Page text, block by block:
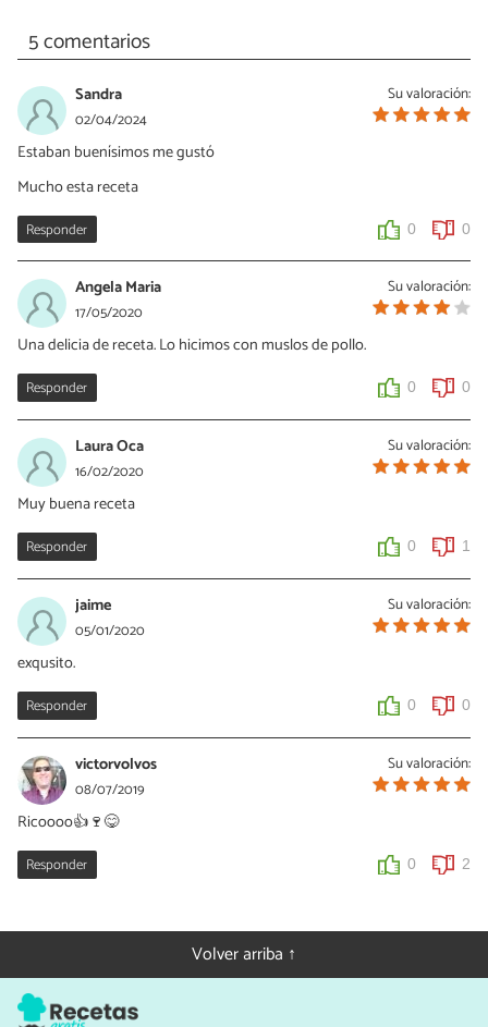
5 comentarios
Su valoración:
Sandra
02/04/2024
Estaban buenísimos me gustó
Mucho esta receta
Responder 0 0
Su valoración:
Angela Maria
17/05/2020
Una delicia de receta. Lo hicimos con muslos de pollo.
Responder 0 0
Su valoración:
Laura Oca
16/02/2020
Muy buena receta
Responder 0 1
Su valoración:
jaime
05/01/2020
exqusito.
Responder 0 0
Su valoración:
victorvolvos
08/07/2019
Ricoooo👍🍷😋
Responder 0 2
Volver arriba ↑